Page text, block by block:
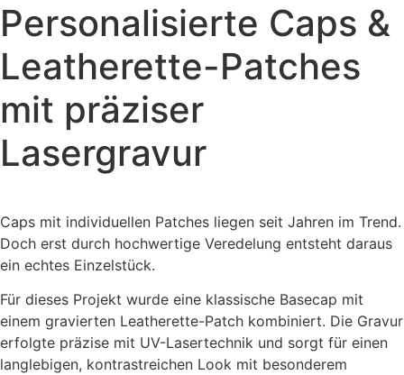
Personalisierte Caps &
Leatherette-Patches
mit präziser
Lasergravur
Caps mit individuellen Patches liegen seit Jahren im Trend.
Doch erst durch hochwertige Veredelung entsteht daraus
ein echtes Einzelstück.
Für dieses Projekt wurde eine klassische Basecap mit
einem gravierten Leatherette-Patch kombiniert. Die Gravur
erfolgte präzise mit UV-Lasertechnik und sorgt für einen
langlebigen, kontrastreichen Look mit besonderem